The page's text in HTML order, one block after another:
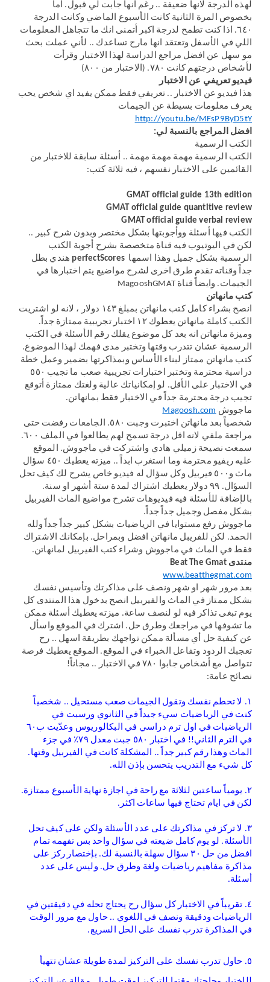
لهذه الدرجة لانها ضعيفة .. رغم انها جابت لي قبول. اما
بخصوص المرة الثانية كانت الأسبوع الماضي وكانت الدرجة
٦٤٠. اذا كنت تطمح لدرجة اكبر أتمنى انك ما تتجاهل المعلومات
اللي في الأسفل وتعتقد انها مارح تساعدك .. لأني عملت بحث
مو سهل عن افضل مراجع الدراسة لهذا الاختبار وقرأت
لأشخاص درجتهم كانت ٧٨٠. (الاختبار من ٨٠٠)
فيديو تعريفي عن الاختبار
هذا فيديو عن الاختبار .. تعريفي فقط ممكن يفيد اي شخص يحب
يعرف معلومات بسيطة عن الجيمات
http://youtu.be/MFsP9ByD5tY
افضل المراجع بالنسبة لي:
الكتب الرسمية
الكتب الرسمية مهمة مهمة مهمة .. أسئلة سابقة للاختبار من
القائمين على الاختبار نفسهم ، فيه ثلاثة كتب:
GMAT official guide 13th edition
GMAT official guide quantitive review
GMAT official guide verbal review
الكتب فيها أسئلة ووأجوبتها بشكل مختصر وبدون شرح كبير ..
لكن في اليوتيوب فيه قناة متخصصة بشرح أجوبة الكتب
الرسمية بشكل جميل وهذا اسمها perfectScores هندي بطل
جداً وقناته تقدم طرق اخرى لشرح مواضيع يتم اختبارها في
الجيمات. وايضاً قناة MagooshGMAT
كتب مانهاتن
انصح بشراء كامل كتب مانهاتن بمبلغ ١٤٣ دولار ، لانه لو اشتريت
الكتب كاملة مانهاتن يعطوك ١٢ اختبار تجريبية ممتازة جداً.
وميزة مانهاتن انه بعد كل موضوع يقلك رقم الأسئلة في الكتب
الرسمية عشان تتدرب وقتها وتختبر مدى فهمك لهذا الموضوع.
كتب مانهاتن ممتاز لبناء الأساس وبمذاكرتها بضمير وعمل خطة
دراسية محترمة وتختبر اختبارات تجريبية صعب ما تجيب ٥٥٠
في الاختبار على الأقل. لو إمكانياتك عالية ولغتك ممتازة أتوقع
تجيب درجة محترمة جداً في الاختبار فقط بمانهاتن.
ماجووش Magoosh.com
شخصياً بعد مانهاتن اختبرت وجبت ٥٨٠. الجامعات رفضت حتى
مراجعة ملفي لانه اقل درجة تسمح لهم يطالعوا في الملف ٦٠٠.
سمعت نصيحة زميلي هادي واشتركت في ماجووش. الموقع
عليه ريفيو محترمة وما استغرب ابداً .. ميزته يعطيك ٤٥٠ سؤال
ماث و٥٠٠ فيربيل وكل سؤال له فيديو خاص يشرح لك كيف تحل
السؤال. ٩٩ دولار يعطيك اشتراك لمدة ستة أشهر او سنة.
بالإضافة للأسئلة فيه فيديوهات تشرح مواضيع الماث الفيربيل
بشكل مفصل وجميل جداً جداً.
ماجووش رفع مستوايا في الرياضيات بشكل كبير جداً جداً ولله
الحمد. لكن للفريبل مانهاتن افضل وبمراحل. بإمكانك الاشتراك
فقط في الماث في ماجووش وشراء كتب الفيربيل لمانهاتن.
منتدى Beat The Gmat
www.beatthegmat.com
بعد مرور شهر او شهر ونصف على مذاكرتك وتأسيس نفسك
بشكل ممتاز في الماث والفيربيل انصح بدخول هذا المنتدى كل
يوم تبغى تذاكر فيه لو لنصف ساعة. ميزته يعطيك أسئلة ممكن
ما تشوفها في مراجعك وطرق حل. اشترك في الموقع واسأل
عن كيفية حل أي مسألة ممكن تواجهك بطريقة اسهل .. رح
تعجبك الردود وتفاعل الخبراء في الموقع. الموقع يعطيك فرصة
تتواصل مع أشخاص جابوا ٧٨٠ في الاختبار .. مجاناً!
نصائح عامة:
١. لا تحطم نفسك وتقول الجيمات صعب مستحيل .. شخصياً
كنت في الرياضيات سيء جيداً في الثانوي ورسبت في
الرياضيات في اول ترم دراسي في البكالوريوس وعدّيت ب٦٠
في الترم الثاني!! في اختبار ٥٨٠ جبت معدل ٧٩٪ في جزء
الماث وهذا رقم كبير جداً .. المشكلة كانت في الفيربيل وقتها.
كل شيء مع التدريب يتحسن بإذن الله.
٢. يومياً ساعتين لثلاثة مع راحة في اجازة نهاية الأسبوع ممتازة.
لكن في ايام تحتاج فيها ساعات اكثر.
٣. لا تركز في مذاكرتك على عدد الأسئلة ولكن على كيف تحل
الأسئلة. لو يوم كامل ضيعته في سؤال واحد بس تفهمه تمام
افضل من حل ٣٠ سؤال سهلة بالنسبة لك. بإختصار ركز على
مذاكرة مفاهيم رياضيات ولغة وطرق حل. وليس على عدد
أسئلة.
٤. تقريباً في الاختبار كل سؤال رح يحتاج تحله في دقيقتين في
الرياضيات ودقيقة ونصف في اللغوي .. حاول مع مرور الوقت
في المذاكرة تدرب نفسك على الحل السريع.
٥. حاول تدرب نفسك على التركيز لمدة طويلة عشان تتهيأ